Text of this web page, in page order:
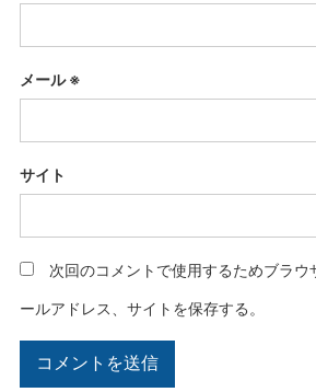
メール※
サイト
次回のコメントで使用するためブラウ
ールアドレス、サイトを保存する。